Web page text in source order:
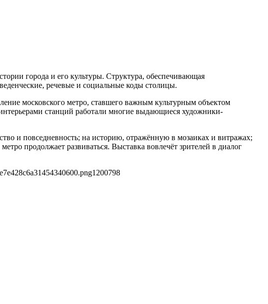
города и его культуры. Структура, обеспечивающая
речевые и социальные коды столицы.
московского метро, ставшего важным культурным объектом
станций работали многие выдающиеся художники-
и повседневность; на историю, отражённую в мозаиках и витражах;
продолжает развиваться. Выставка вовлечёт зрителей в диалог
1200798